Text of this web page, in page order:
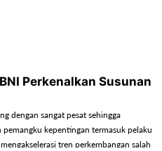
Perkenalkan Susunan
dengan sangat pesat sehingga
kepentingan termasuk pelaku
tren perkembangan salah